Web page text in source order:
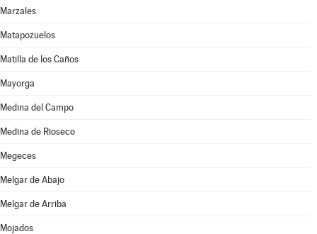
Marzales
Matapozuelos
Matilla de los Caños
Mayorga
Medina del Campo
Medina de Rioseco
Megeces
Melgar de Abajo
Melgar de Arriba
Mojados